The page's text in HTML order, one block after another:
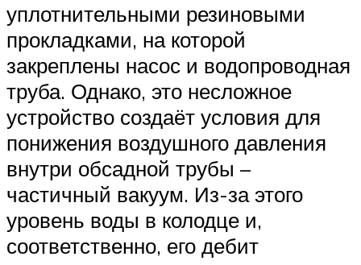
уплотнительными резиновыми
прокладками, на которой
закреплены насос и водопроводная
труба. Однако, это несложное
устройство создаёт условия для
понижения воздушного давления
внутри обсадной трубы –
частичный вакуум. Из-за этого
уровень воды в колодце и,
соответственно, его дебит